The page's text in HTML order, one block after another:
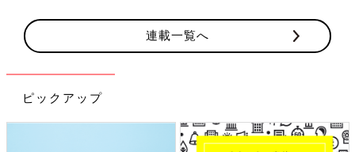
連載一覧へ
ピックアップ